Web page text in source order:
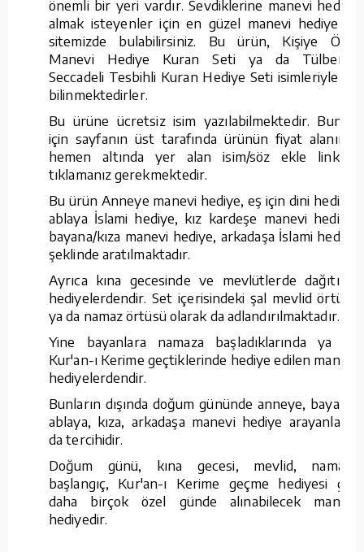
önemli bir yeri vardır. Sevdiklerine manevi hediye
almak isteyenler için en güzel manevi hediyeleri
sitemizde bulabilirsiniz. Bu ürün, Kişiye Özel
Manevi Hediye Kuran Seti ya da Tülbentli
Seccadeli Tesbihli Kuran Hediye Seti isimleriyle de
bilinmektedirler.
Bu ürüne ücretsiz isim yazılabilmektedir. Bunun
için sayfanın üst tarafında ürünün fiyat alanının
hemen altında yer alan isim/söz ekle linkine
tıklamanız gerekmektedir.
Bu ürün Anneye manevi hediye, eş için dini hediye,
ablaya İslami hediye, kız kardeşe manevi hediye,
bayana/kıza manevi hediye, arkadaşa İslami hediye
şeklinde aratılmaktadır.
Ayrıca kına gecesinde ve mevlütlerde dağıtılan
hediyelerdendir. Set içerisindeki şal mevlid örtüsü
ya da namaz örtüsü olarak da adlandırılmaktadır.
Yine bayanlara namaza başladıklarında ya da
Kur'an-ı Kerime geçtiklerinde hediye edilen manevi
hediyelerdendir.
Bunların dışında doğum gününde anneye, bayana,
ablaya, kıza, arkadaşa manevi hediye arayanların
da tercihidir.
Doğum günü, kına gecesi, mevlid, namaza
başlangıç, Kur'an-ı Kerime geçme hediyesi gibi
daha birçok özel günde alınabilecek manevi
hediyedir.